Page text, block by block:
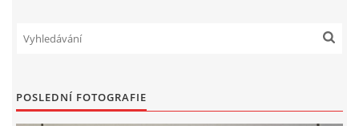
POHYBOVÉ AKTIVITY NA TÉMA ZIMA
VZDĚLÁVACÍ PLÁN OD ZÁŘÍ DO ČERVNA
POSLEDNÍ FOTOGRAFIE